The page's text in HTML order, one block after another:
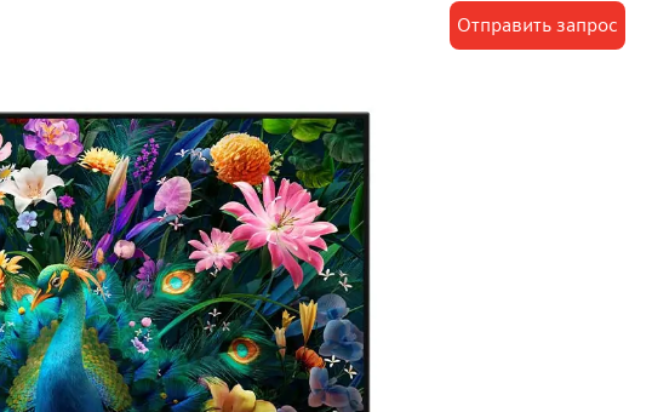
Отправить запрос